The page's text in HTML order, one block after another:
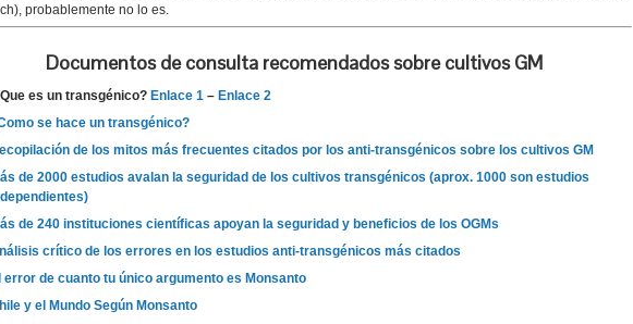
probablemente no lo es.
Documentos de consulta recomendados sobre cultivos GM
es un transgénico? Enlace 1 – Enlace 2
se hace un transgénico?
de los mitos más frecuentes citados por los anti-transgénicos sobre los cultivos GM
de 2000 estudios avalan la seguridad de los cultivos transgénicos (aprox. 1000 son estudios
de 240 instituciones científicas apoyan la seguridad y beneficios de los OGMs
crítico de los errores en los estudios anti-transgénicos más citados
error de cuanto tu único argumento es Monsanto
y el Mundo Según Monsanto